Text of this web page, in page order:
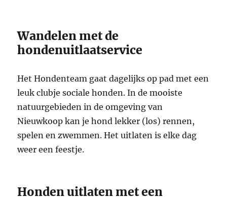
Wandelen met de
hondenuitlaatservice
Het Hondenteam gaat dagelijks op pad met een
leuk clubje sociale honden. In de mooiste
natuurgebieden in de omgeving van
Nieuwkoop kan je hond lekker (los) rennen,
spelen en zwemmen. Het uitlaten is elke dag
weer een feestje.
Honden uitlaten met een